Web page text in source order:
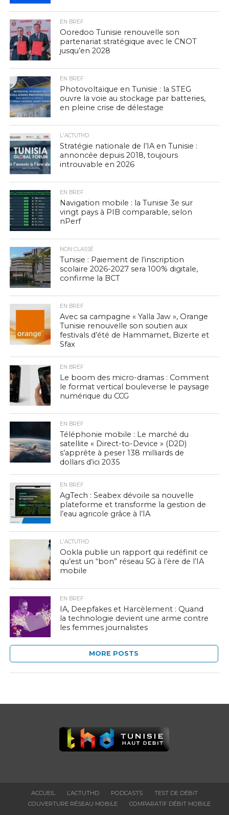
EN BREF
Ooredoo Tunisie renouvelle son
partenariat stratégique avec le CNOT
jusqu’en 2028
EN BREF
Photovoltaïque en Tunisie : la STEG
ouvre la voie au stockage par batteries,
en pleine crise de délestage
L'ACTUTHD
Stratégie nationale de l’IA en Tunisie :
annoncée depuis 2018, toujours
introuvable en 2026
EN BREF
Navigation mobile : la Tunisie 3e sur
vingt pays à PIB comparable, selon
nPerf
NON CLASSÉ
Tunisie : Paiement de l’inscription
scolaire 2026-2027 sera 100% digitale,
confirme la BCT
EN BREF
Avec sa campagne « Yalla Jaw », Orange
Tunisie renouvelle son soutien aux
festivals d’été de Hammamet, Bizerte et
Sfax
EN BREF
Le boom des micro-dramas : Comment
le format vertical bouleverse le paysage
numérique du CCG
EN BREF
Téléphonie mobile : Le marché du
satellite « Direct-to-Device » (D2D)
s’apprête à peser 138 milliards de
dollars d’ici 2035
EN BREF
AgTech : Seabex dévoile sa nouvelle
plateforme et transforme la gestion de
l’eau agricole grâce à l’IA
L'ACTUTHD
Ookla publie un rapport qui redéfinit ce
qu’est un “bon” réseau 5G à l’ère de l’IA
mobile
EN BREF
IA, Deepfakes et Harcèlement : Quand
la technologie devient une arme contre
les femmes journalistes
MORE POSTS
ACCUEIL L’ACTUTHD PODCASTS
TEST DE DÉBIT
COUVERTURE RÉSEAU MOBILE
COMPARATIF DÉBIT MOBILE